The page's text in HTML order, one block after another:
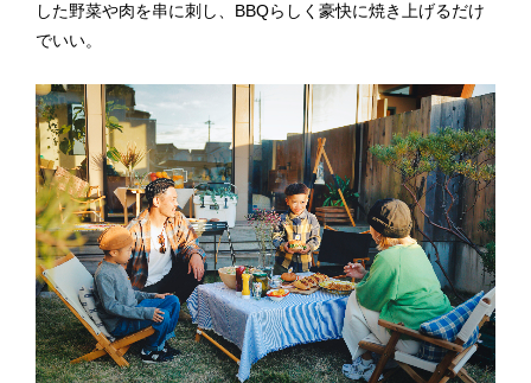
した野菜や肉を串に刺し、BBQらしく豪快に焼き上げるだけ
でいい。